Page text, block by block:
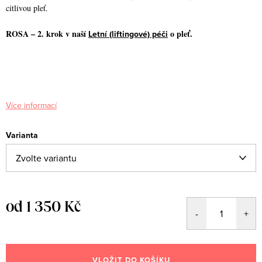
citlivou pleť.
ROSA – 2. krok v naší Letní (liftingové) péči o pleť.
Více informací
Varianta
od 1 350 Kč